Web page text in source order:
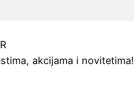
akcijama i novitetima!